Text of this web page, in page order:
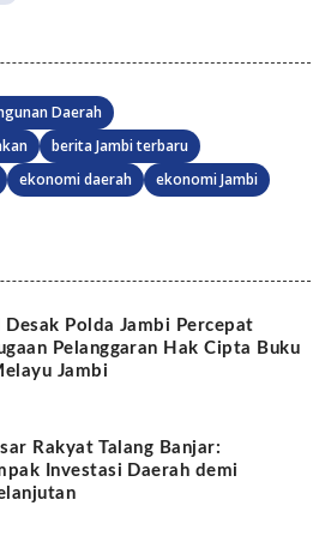
Daerah
berita Jambi terbaru
ekonomi daerah
ekonomi Jambi
Desak Polda Jambi Percepat
Pelanggaran Hak Cipta Buku
Jambi
Rakyat Talang Banjar:
Investasi Daerah demi